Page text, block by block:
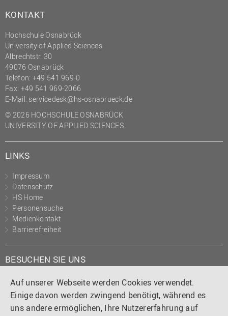
Auf unserer Webseite werden Cookies verwendet.
Einige davon werden zwingend benötigt, während es
uns andere ermöglichen, Ihre Nutzererfahrung auf
Personalrat
Präsidialbüro
Professional School
Projekte des Präsidiums
Projektmanagement Office
(PMO)
Prozessmanagement
Recht
Studium und Lehre
Transfer- und
Innovationsmanagement
KONTAKT
Hochschule Osnabrück
University of Applied Sciences
Albrechtstr. 30
49076 Osnabrück
Telefon: +49 541 969-0
Fax: +49 541 969-2066
E-Mail: servicedesk@hs-osnabrueck.de
© 2026 HOCHSCHULE OSNABRÜCK
UNIVERSITY OF APPLIED SCIENCES
LINKS
Impressum
Datenschutz
HS Home
Personensuche
Medienkontakt
Barrierefreiheit
BESUCHEN SIE UNS
Instagram
TiktokLinkedIn
YouTube
Facebook